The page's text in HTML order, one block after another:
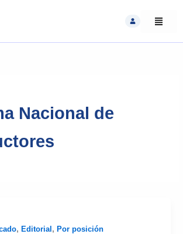
Nacional de
, Editorial, Por posición